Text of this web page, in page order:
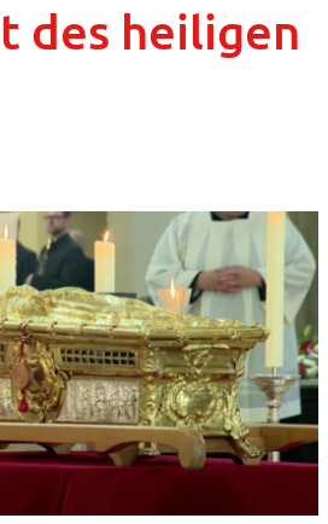
des heiligen